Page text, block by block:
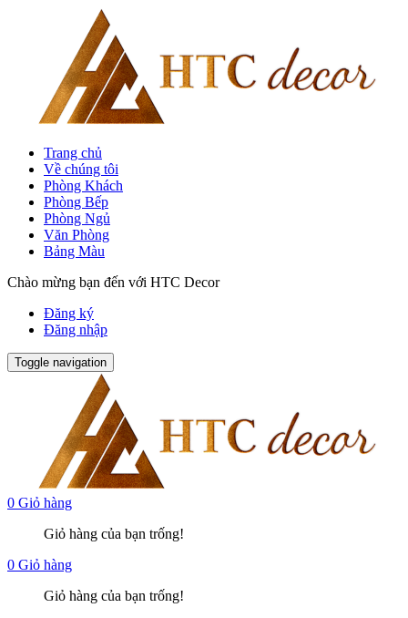
Trang chủ
Về chúng tôi
Phòng Khách
Phòng Bếp
Phòng Ngủ
Văn Phòng
Bảng Màu
Chào mừng bạn đến với HTC Decor
Đăng ký
Đăng nhập
Toggle navigation
0 Giỏ hàng
Giỏ hàng của bạn trống!
0 Giỏ hàng
Giỏ hàng của bạn trống!